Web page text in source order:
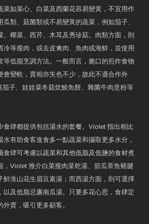
菜如菜心、白菜及西蘭花容易變黃，不宜用作
類、菇菌類或不易變黃的蔬菜，例如茄子、
、椰菜、西芹、木耳及秀珍菇。肉類方面，則
冷等瘦肉，或去皮禽肉、魚肉或海鮮，並使用
等低脂烹調方法。一般而言，脆口的煎炸食物
會變軟，賣相亦失色不少，故此不適合作外
子、娃娃菜冬菇炆鯪魚餅、雜菌牛肉意粉等
食肆都提供包括湯水的套餐。Violet 指出相比
水有助食客進食多一點蔬菜和攝取更多水分，
食肆可考慮以蔬菜和其他低脂及低鹽的食材煮
，Violet 推介白菜瘦肉菜乾湯、節瓜章魚豬腱
鮮淮山花生眉豆素湯；而西湯方面，則可選擇
以及低脂忌廉南瓜湯。只要多花心思，食肆定
賣，吸引更多顧客。